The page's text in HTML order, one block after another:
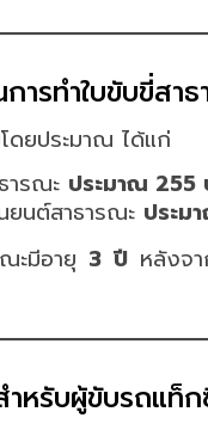
การทำใบขับขี่สา
ดยประมาณ ได้แก่
ารณะ ประมาณ 255
ยนต์สาธารณะ ประม
ะมีอายุ 3 ปีหลังจา
ำหรับผู้ขับรถแท็